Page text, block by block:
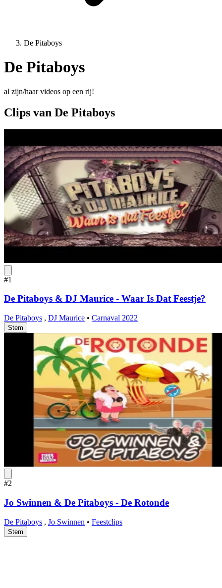
De Pitaboys
De Pitaboys
al zijn/haar videos op een rij!
Clips van De Pitaboys
#1
De Pitaboys & DJ Maurice - Waar Is Dat Feestje?
De Pitaboys , DJ Maurice • Carnaval 2022
Stem
#2
Jo Swinnen & De Pitaboys - De Rotonde
De Pitaboys , Jo Swinnen • Feestclips
Stem